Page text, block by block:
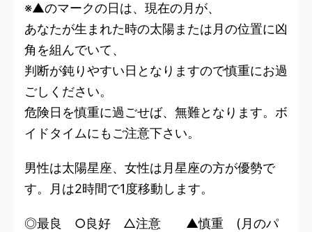
※▲のマークの日は、現在の月が、
あなたが生まれた時の太陽または月の位置に凶
角を組んでいて、
判断が鈍りやすい日となりますので慎重にお過
ごしください。
危険日を慎重に過ごせば、無難となります。ボ
イドタイムにもご注意下さい。
男性は太陽星座、女性は月星座の方が優勢で
す。月は2時間で1度移動します。
◎最良 ○良好 △注意 ▲慎重 (月のパ